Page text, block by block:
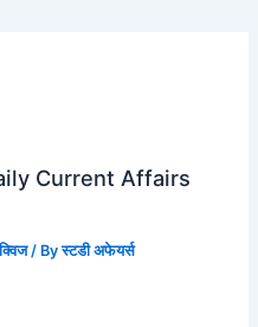
Current Affairs
/ Byस्टडी अफेयर्स